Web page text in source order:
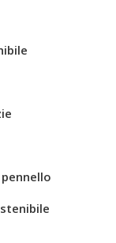
pennello